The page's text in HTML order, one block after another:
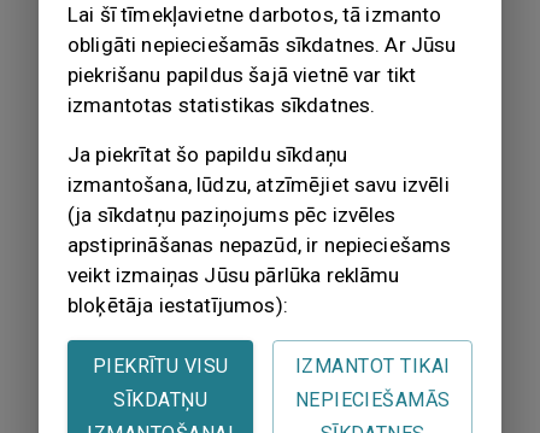
veikšanā;
Starptautiskās Darba organizācijas
noteiktai praksei atbilstošas darbaspēka
uzskaites un salīdzināšanas
ārējā ekonomiskajā sadarbībā;
citās jomās, kur nepieciešams lietot
apstiprinātus profesiju nosaukumus.
Tiesiskais pamatojums
Apstiprināts ar Ministru kabineta 2017. gada
23. maija noteikumiem
Nr. 264“Noteikumi
par Profesiju klasifikatoru, profesijai
Lai šī tīmekļavietne darbotos, tā izmanto
obligāti nepieciešamās sīkdatnes. Ar Jūsu
piekrišanu papildus šajā vietnē var tikt
izmantotas statistikas sīkdatnes.
Ja piekrītat šo papildu sīkdaņu
izmantošana, lūdzu, atzīmējiet savu izvēli
(ja sīkdatņu paziņojums pēc izvēles
apstiprināšanas nepazūd, ir nepieciešams
veikt izmaiņas Jūsu pārlūka reklāmu
bloķētāja iestatījumos):
PIEKRĪTU VISU
SĪKDATŅU
IZMANTOT TIKAI
NEPIECIEŠAMĀS